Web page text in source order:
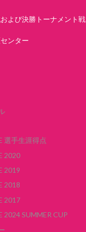
よび決勝トーナメント戦
ンター
選手生涯得点
2020
2019
2018
2017
2024 SUMMER CUP